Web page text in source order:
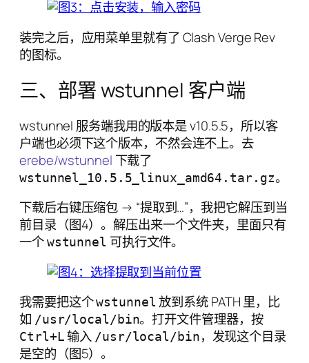
装完之后，应用菜单里就有了 Clash Verge Rev
的图标。
三、部署 wstunnel 客户端
wstunnel 服务端我用的版本是 v10.5.5，所以客
户端也必须下这个版本，不然会连不上。去
erebe/wstunnel 下载了
wstunnel_10.5.5_linux_amd64.tar.gz。
下载后右键压缩包 → “提取到…”，我把它解压到当
前目录（图4）。解压出来一个文件夹，里面只有
一个wstunnel 可执行文件。
我需要把这个wstunnel 放到系统 PATH 里，比
如 /usr/local/bin。打开文件管理器，按
Ctrl+L输入 /usr/local/bin，发现这个目录
是空的（图5）。